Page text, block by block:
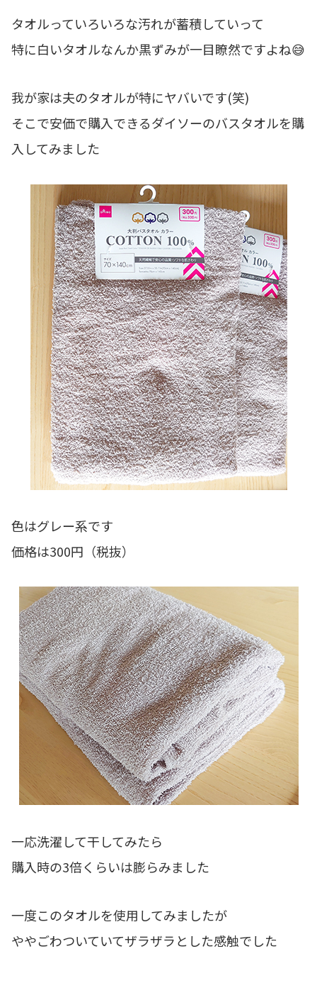
タオルっていろいろな汚れが蓄積していって
特に白いタオルなんか黒ずみが一目瞭然ですよね😅
我が家は夫のタオルが特にヤバいです(笑)
そこで安価で購入できるダイソーのバスタオルを購
入してみました
色はグレー系です
価格は300円（税抜）
一応洗濯して干してみたら
購入時の3倍くらいは膨らみました
一度このタオルを使用してみましたが
ややごわついていてザラザラとした感触でした